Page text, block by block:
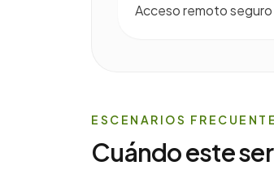
Acceso remoto
ESCENARIOS
Cuándo este